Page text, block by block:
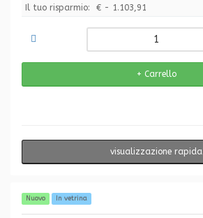
Il tuo risparmio: € - 1.103,91
visualizzazione rapida
Nuovo In vetrina